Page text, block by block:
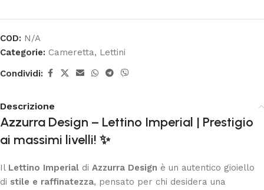
COD: N/A
Categorie: Cameretta, Lettini
Condividi:
Descrizione
Azzurra Design – Lettino Imperial | Prestigio
ai massimi livelli! ✨
Il Lettino Imperial di Azzurra Design è un autentico gioiello
di stile e raffinatezza, pensato per chi desidera una